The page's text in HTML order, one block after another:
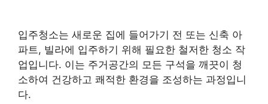
입주청소는 새로운 집에 들어가기 전 또는 신축 아
파트, 빌라에 입주하기 위해 필요한 철저한 청소 작
업입니다. 이는 주거공간의 모든 구석을 깨끗이 청
소하여 건강하고 쾌적한 환경을 조성하는 과정입니
다.